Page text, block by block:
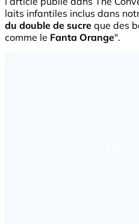
laits infantiles inclus dans
du double de sucre que des
comme le Fanta Orange".